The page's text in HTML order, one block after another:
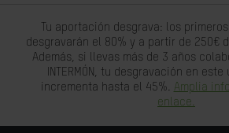
Tu aportación desgrava: los
desgravarán el 80% y a partir de 250€
Además, si llevas más de 3 años
INTERMÓN, tu desgravación en
incrementa hasta el 45%. Amplia
enlace.